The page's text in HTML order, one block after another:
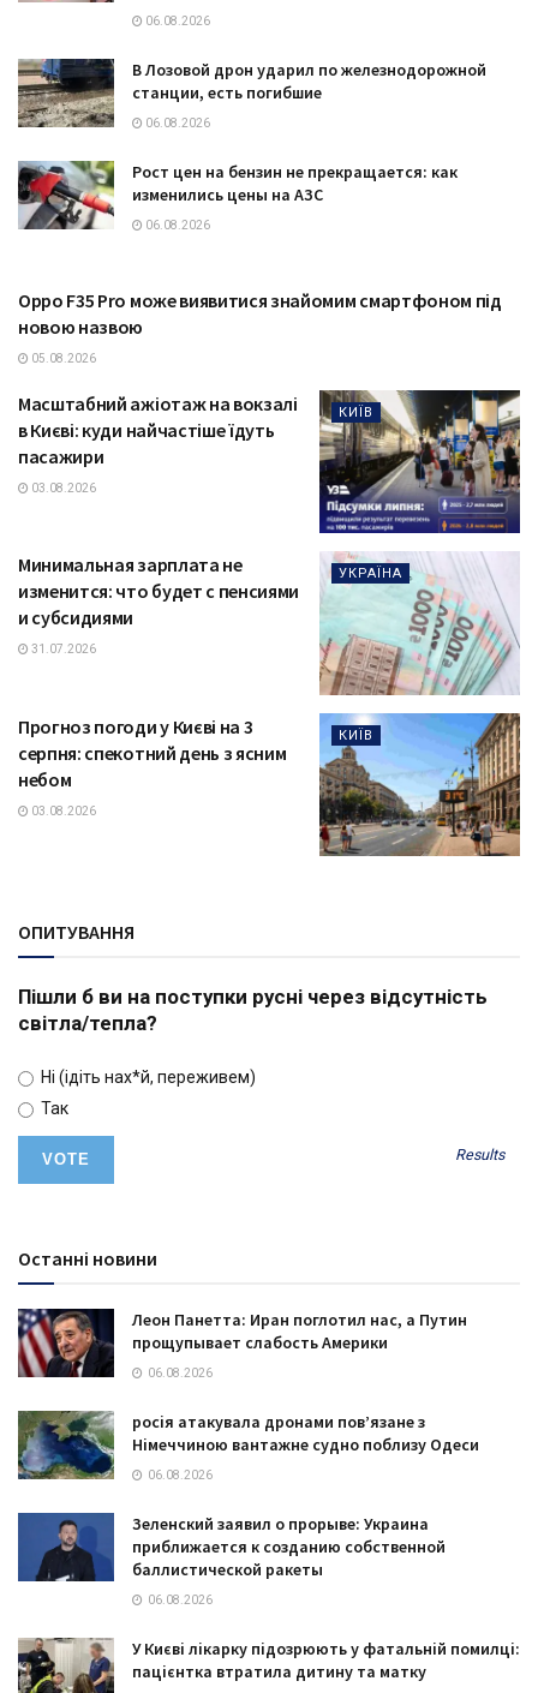
06.08.2026
В Лозовой дрон ударил по железнодорожной
станции, есть погибшие
06.08.2026
Рост цен на бензин не прекращается: как
изменились цены на АЗС
06.08.2026
ТЕХНОЛОГІЇ
Oppo F35 Pro може виявитися знайомим смартфоном під
новою назвою
05.08.2026
КИЇВ
Масштабний ажіотаж на вокзалі
в Києві: куди найчастіше їдуть
пасажири
03.08.2026
УКРАЇНА
Минимальная зарплата не
изменится: что будет с пенсиями
и субсидиями
31.07.2026
КИЇВ
Прогноз погоди у Києві на 3
серпня: спекотний день з ясним
небом
03.08.2026
ОПИТУВАННЯ
Пішли б ви на поступки русні через відсутність
світла/тепла?
Ні (ідіть нах*й, переживем)
Так
Results
Останні новини
Леон Панетта: Иран поглотил нас, а Путин
прощупывает слабость Америки
06.08.2026
росія атакувала дронами пов’язане з
Німеччиною вантажне судно поблизу Одеси
06.08.2026
Зеленский заявил о прорыве: Украина
приближается к созданию собственной
баллистической ракеты
06.08.2026
У Києві лікарку підозрюють у фатальній помилці:
пацієнтка втратила дитину та матку